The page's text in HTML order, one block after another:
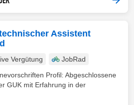
Assistent
Vergütung
JobRad
Profil: Abgeschlossene
GUK mit Erfahrung in der